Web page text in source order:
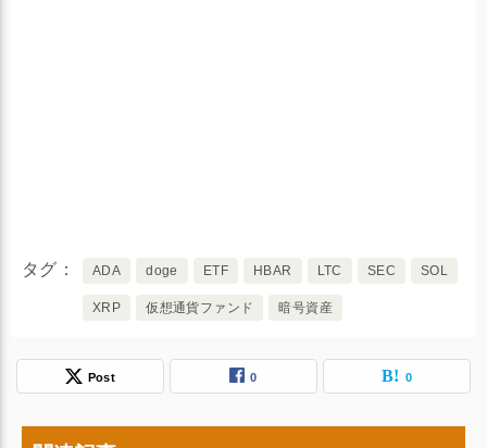
タグ ADA doge ETF HBAR LTC SEC SOL
XRP 仮想通貨ファンド 暗号資産
Post 0 0